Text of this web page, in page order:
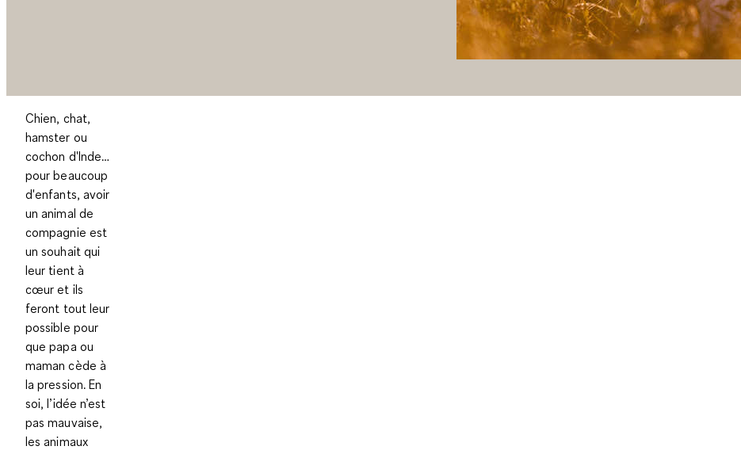
Chien, chat,
hamster ou
cochon d'Inde…
pour beaucoup
d'enfants, avoir
un animal de
compagnie est
un souhait qui
leur tient à
cœur et ils
feront tout leur
possible pour
que papa ou
maman cède à
la pression. En
soi, l’idée n’est
pas mauvaise,
les animaux